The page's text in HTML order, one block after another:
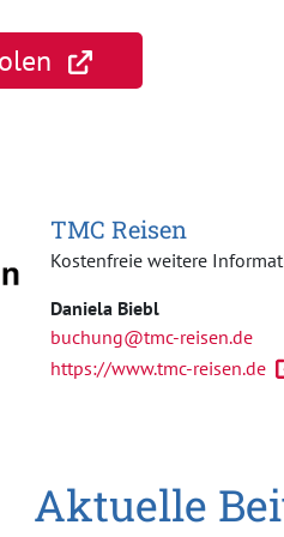
TMC Reisen
Kostenfreie weitere
Daniela Biebl
buchung@tmc-reisen.de
https://www.tmc-reisen.de
Aktuelle